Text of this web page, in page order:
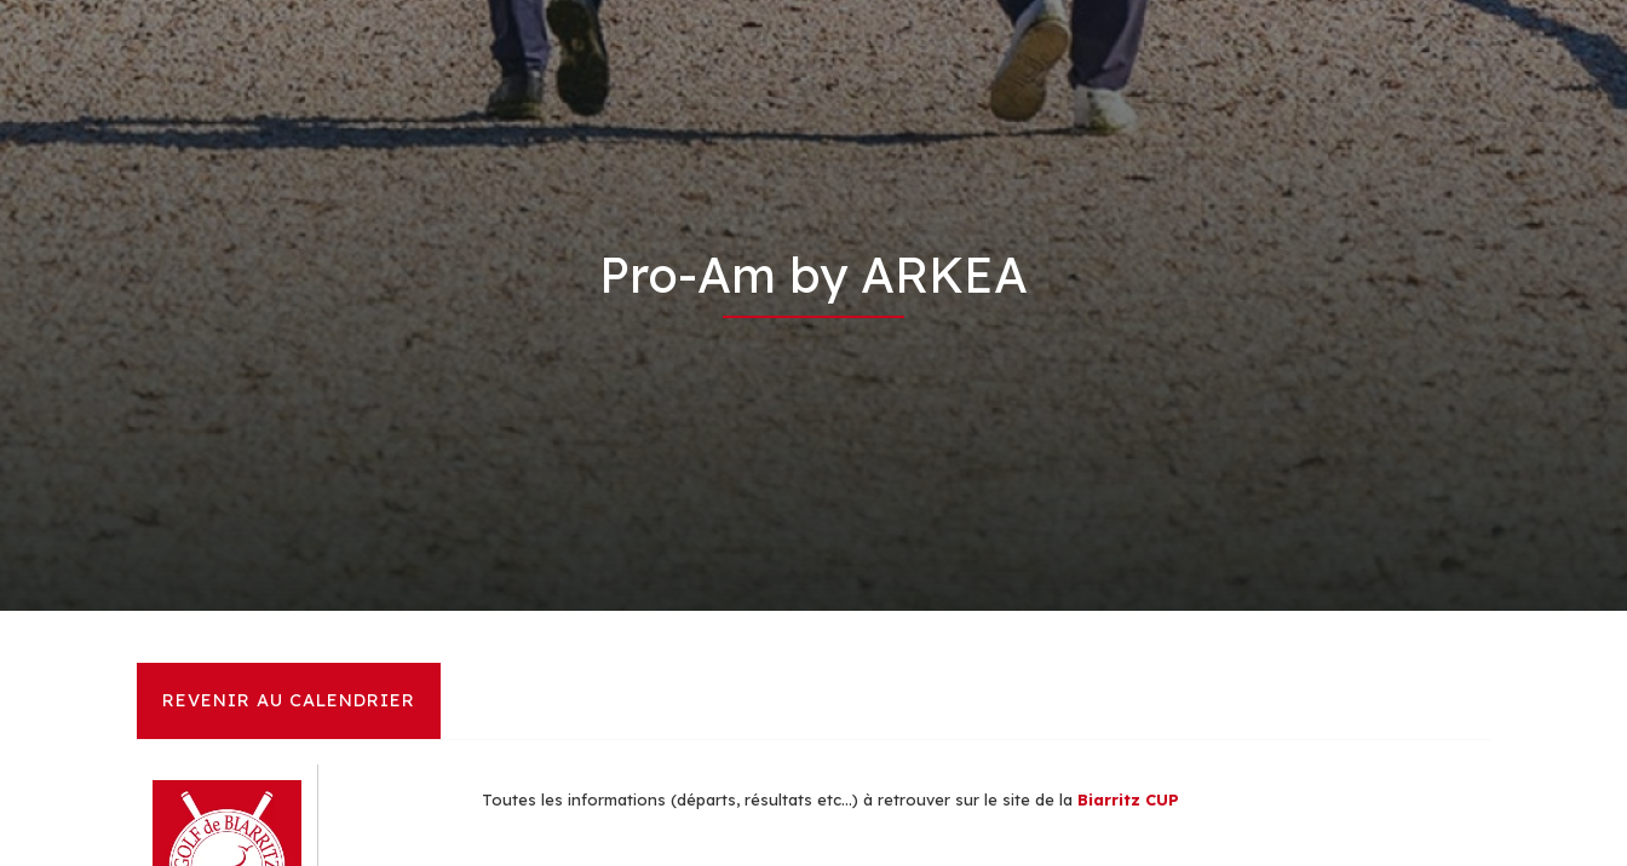
Pro-Am by ARKEA
REVENIR AU CALENDRIER
Toutes les informations (départs, résultats etc...) à retrouver sur le site de la Biarritz CUP